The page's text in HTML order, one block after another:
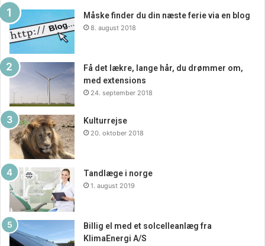
Afsluttende tanker
At vælge de rette gardiner handler om at finde en balance
Gardinbus Danmark er der rig mulighed for at finde
gardiner, der både opfylder praktiske behov og bidrager til
hjemmets stil og atmosfære. Uanset om man ønsker at
skabe et moderne, minimalistisk look eller en mere
traditionel og hyggelig stemning, kan de rette gardiner
gøre en stor forskel.
Måske finder du din næste ferie via en blog
8. august 2018
Få det lækre, lange hår, du drømmer om,
med extensions
24. september 2018
Kulturrejse
20. oktober 2018
Tandlæge i norge
1. august 2019
Billig el med et solcelleanlæg fra
KlimaEnergi A/S